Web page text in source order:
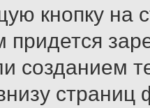
кнопку
созданием